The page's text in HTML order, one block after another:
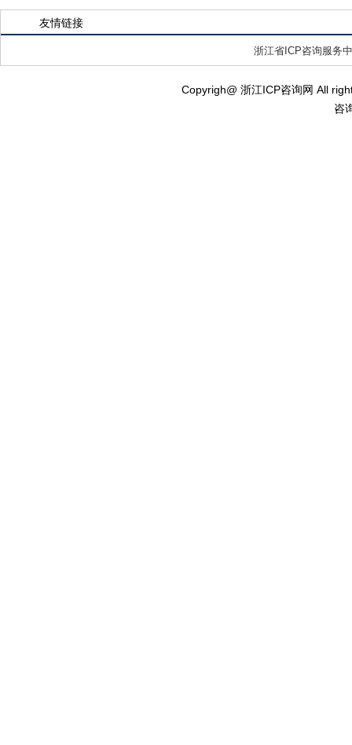
友情链接
浙江省ICP咨询服务
Copyrigh@ 浙江ICP咨询网 All
咨